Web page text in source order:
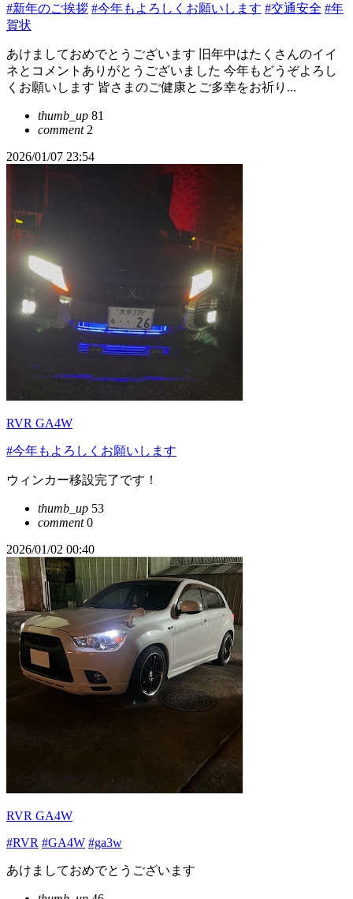
#新年のご挨拶 #今年もよろしくお願いします #交通安全 #年
賀状
あけましておめでとうございます 旧年中はたくさんのイイ
ネとコメントありがとうございました 今年もどうぞよろし
くお願いします 皆さまのご健康とご多幸をお祈り...
thumb_up 81
comment2
2026/01/07 23:54
RVR GA4W
#今年もよろしくお願いします
ウィンカー移設完了です！
thumb_up 53
comment0
2026/01/02 00:40
RVR GA4W
#RVR #GA4W #ga3w
あけましておめでとうございます